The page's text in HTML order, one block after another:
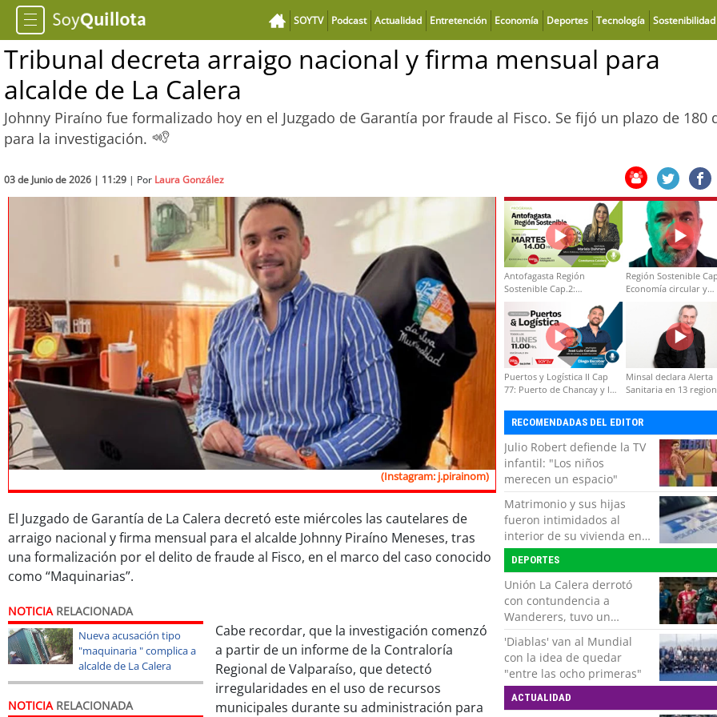
SOYTV Podcast Actualidad Entretención Economía Deportes Tecnología Sostenibilidad
Tribunal decreta arraigo nacional y firma mensual para
alcalde de La Calera
Johnny Piraíno fue formalizado hoy en el Juzgado de Garantía por fraude al Fisco. Se fijó un plazo de 180
para la investigación.
03 de Junio de 2026 | 11:29 | Por Laura González
(Instagram: j.pirainom)
El Juzgado de Garantía de La Calera decretó este miércoles las cautelares de
arraigo nacional y firma mensual para el alcalde Johnny Piraíno Meneses, tras
una formalización por el delito de fraude al Fisco, en el marco del caso conocido
como “Maquinarias”.
NOTICIARELACIONADA
Nueva acusación tipo
"maquinaria " complica a
alcalde de La Calera
NOTICIARELACIONADA
Cabe recordar, que la investigación comenzó
a partir de un informe de la Contraloría
Regional de Valparaíso, que detectó
irregularidades en el uso de recursos
municipales durante su administración para
Antofagasta Región
Sostenible Cap.2:
Educación ambiental y
formación de capacidades
técnicas
Región Sostenible
Economía circular y
Puertos y Logística II Cap
77: Puerto de Chancay y la
Minsal declara Alerta
Sanitaria en 13
RECOMENDADAS DEL EDITOR
Julio Robert defiende la TV
infantil: "Los niños
merecen un espacio"
Matrimonio y sus hijas
fueron intimidados al
interior de su vivienda en
Puente Alto
DEPORTES
Unión La Calera derrotó
con contundencia a
Wanderers, tuvo un
respiro y clasificó en Copa
Chile
'Diablas' van al Mundial
con la idea de quedar
"entre las ocho primeras"
ACTUALIDAD